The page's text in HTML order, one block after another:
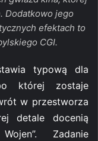
Dodatkowo jego
efektach to
CGI.
typową dla
której zostaje
w przestworza
detale docenią
Zadanie